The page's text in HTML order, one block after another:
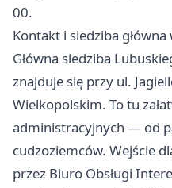
00.
Kontakt i siedziba
Główna siedziba
znajduje się przy ul.
Wielkopolskim. To tu
administracyjnych — od
cudzoziemców. Wejście
przez Biuro Obsługi